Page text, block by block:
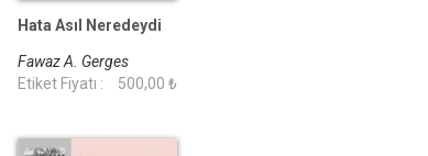
Hata Asıl Neredeydi
Fawaz A. Gerges
Etiket Fiyatı :
500,00 ₺